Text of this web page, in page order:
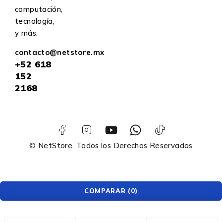
computación,
tecnología,
y más.
contacto@netstore.mx
+52 618
152
2168
© NetStore. Todos los Derechos Reservados
COMPARAR (0)